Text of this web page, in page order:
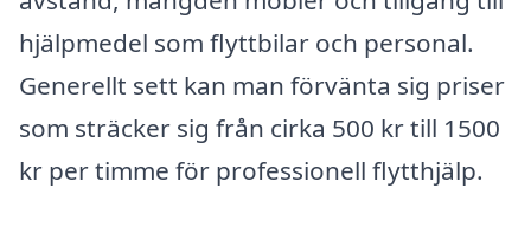
hjälpmedel som flyttbilar och personal.
Generellt sett kan man förvänta sig priser
som sträcker sig från cirka 500 kr till 1500
kr per timme för professionell flytthjälp.